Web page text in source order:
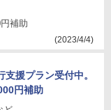
補助
(2023/4/4)
援プラン受付中。
円補助